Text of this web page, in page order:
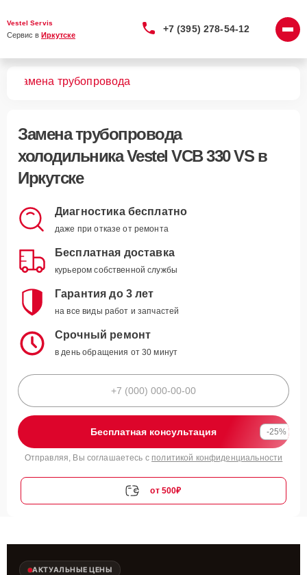
Vestel Servis
Сервис в Иркутске
+7 (395) 278-54-12
Замена трубопровода
Замена трубопровода
холодильника Vestel VCB 330 VS в
Иркутске
Диагностика бесплатно
даже при отказе от ремонта
Бесплатная доставка
курьером собственной службы
Гарантия до 3 лет
на все виды работ и запчастей
Срочный ремонт
в день обращения от 30 минут
Бесплатная консультация -25%
Отправляя, Вы соглашаетесь с политикой конфиденциальности
от 500₽
АКТУАЛЬНЫЕ ЦЕНЫ